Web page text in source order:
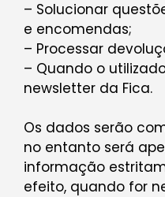
– Solucionar
e encomendas;
– Processar
– Quando o
newsletter da Fica.
Os dados serão
no entanto será
informação
efeito, quando for